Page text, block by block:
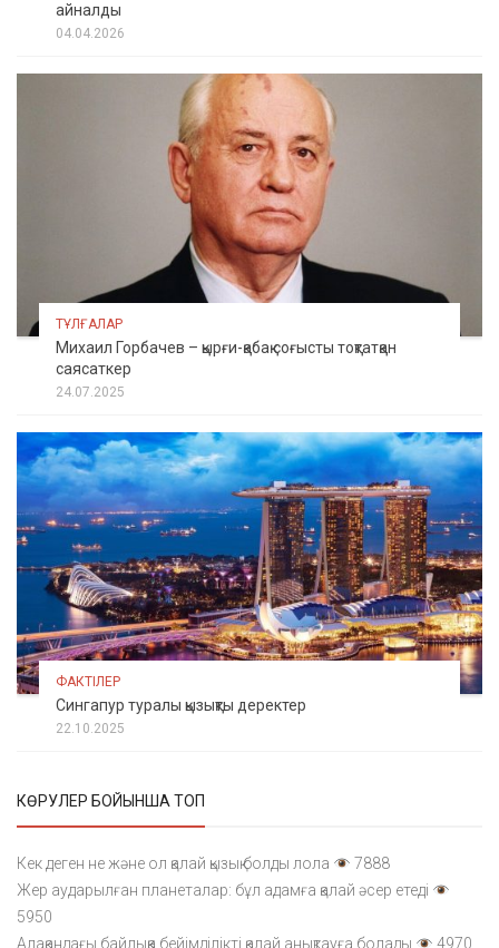
айналды
04.04.2026
ТҰЛҒАЛАР
Михаил Горбачев – қырғи-қабақ соғысты тоқтатқан
саясаткер
24.07.2025
ФАКТІЛЕР
Сингапур туралы қызықты деректер
22.10.2025
КӨРУЛЕР БОЙЫНША ТОП
Кек деген не және ол қалай қызық болды лола
7888
Жер аударылған планеталар: бұл адамға қалай әсер етеді
5950
Алақандағы байлыққа бейімділікті қалай анықтауға болады
4970